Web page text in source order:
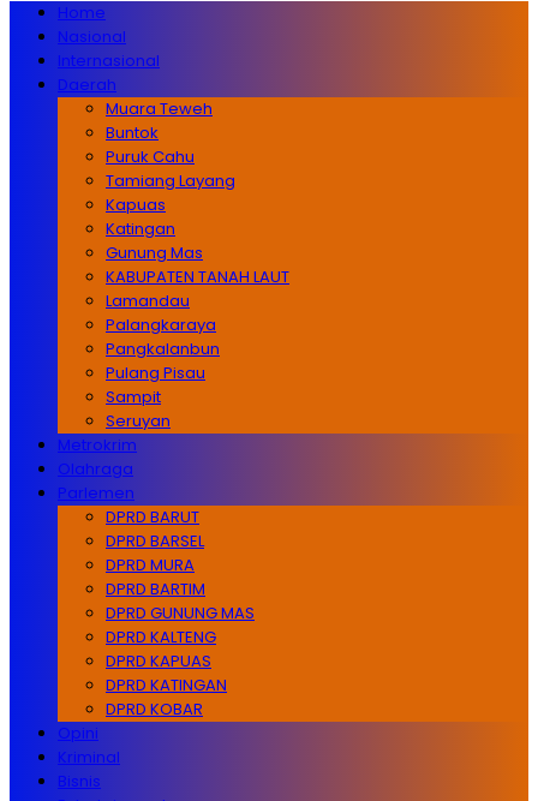
Home
Nasional
Internasional
Daerah
Muara Teweh
Buntok
Puruk Cahu
Tamiang Layang
Kapuas
Katingan
Gunung Mas
KABUPATEN TANAH LAUT
Lamandau
Palangkaraya
Pangkalanbun
Pulang Pisau
Sampit
Seruyan
Metrokrim
Olahraga
Parlemen
DPRD BARUT
DPRD BARSEL
DPRD MURA
DPRD BARTIM
DPRD GUNUNG MAS
DPRD KALTENG
DPRD KAPUAS
DPRD KATINGAN
DPRD KOBAR
Opini
Kriminal
Bisnis